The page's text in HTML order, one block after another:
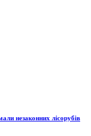
незаконних лісорубів